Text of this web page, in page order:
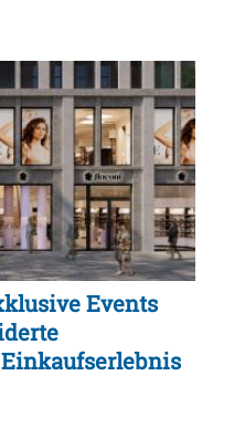
Events